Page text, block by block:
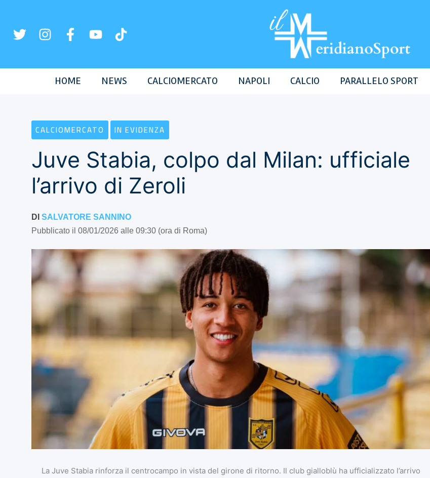
contenuto
HOME NEWS CALCIOMERCATO NAPOLI CALCIO PARALLELO SPORT
CALCIOMERCATO IN EVIDENZA
Juve Stabia, colpo dal Milan: ufficiale
l’arrivo di Zeroli
DI SALVATORE SANNINO
Pubblicato il 08/01/2026 alle 09:30 (ora di Roma)
La Juve Stabia rinforza il centrocampo in vista del girone di ritorno. Il club gialloblù ha ufficializzato l’arrivo